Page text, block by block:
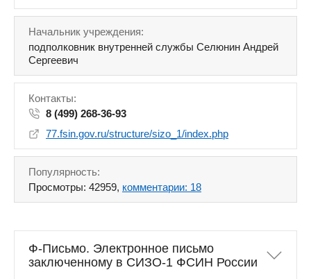
Начальник учреждения:
подполковник внутренней службы Селюнин Андрей
Сергеевич
Контакты:
8 (499) 268-36-93
77.fsin.gov.ru/structure/sizo_1/index.php
Популярность:
Просмотры: 42959, комментарии: 18
Ф-Письмо. Электронное письмо
заключенному в СИЗО-1 ФСИН России